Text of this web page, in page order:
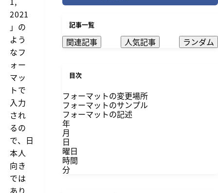
2021
」の
よう
なフ
ォー
マッ
トで
入力
され
るの
で、日
本人
向き
では
あり
記事一覧
関連記事 人気記事 ランダム
目次
フォーマットの変更場所
フォーマットのサンプル
フォーマットの記述
年
月
日
曜日
時間
分